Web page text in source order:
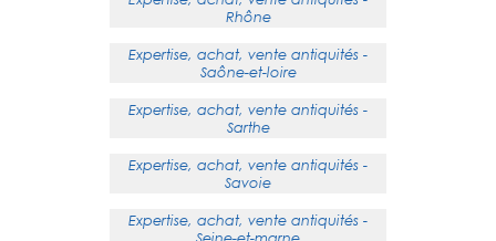
Rhône
Expertise, achat, vente antiquités -
Saône-et-loire
Expertise, achat, vente antiquités -
Sarthe
Expertise, achat, vente antiquités -
Savoie
Expertise, achat, vente antiquités -